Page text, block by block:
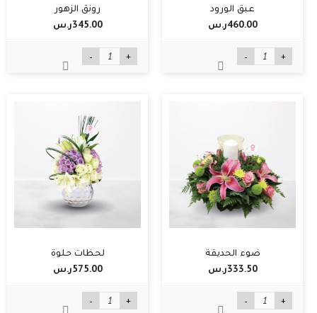
عبق الورود
460.00ر.س‏
- +
رونق الزهور
345.00ر.س‏
- +
ضوء الحديقة
333.50ر.س‏
- +
لحظات حلوة
575.00ر.س‏
- +